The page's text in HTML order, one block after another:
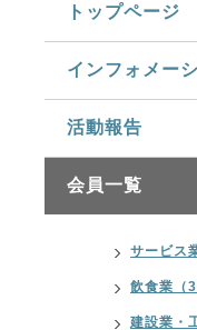
トップページ
インフォメー
活動報告
会員一覧
サービス
飲食業（
建設業・